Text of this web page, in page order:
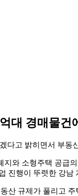
대 경매물건
다고 밝히면서 부동
와 소형주택 공급
진행이 뚜렷한 강
산 규제가 풀리고